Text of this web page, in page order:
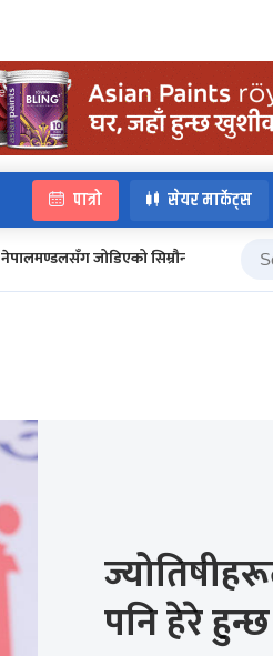
पात्रो सेयर मार्केट्स
नेपालमण्डलसँग जोडिएको सिम्रौनगढको इतिहास
पनि हेरे हुन्छ